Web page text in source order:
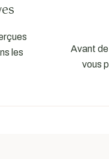
les
Avant
vous